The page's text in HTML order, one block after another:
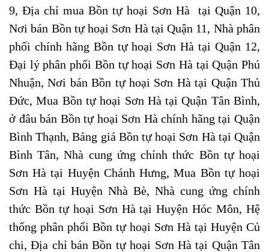
9, Địa chỉ mua Bồn tự hoại Sơn Hà tại Quận 10,
Nơi bán Bồn tự hoại Sơn Hà tại Quận 11, Nhà phân
phối chính hãng Bồn tự hoại Sơn Hà tại Quận 12,
Đại lý phân phối Bồn tự hoại Sơn Hà tại Quận Phú
Nhuận, Nơi bán Bồn tự hoại Sơn Hà tại Quận Thủ
Đức, Mua Bồn tự hoại Sơn Hà tại Quận Tân Bình,
ở đâu bán Bồn tự hoại Sơn Hà chính hãng tại Quận
Bình Thạnh, Bảng giá Bồn tự hoại Sơn Hà tại Quận
Bình Tân, Nhà cung ứng chính thức Bồn tự hoại
Sơn Hà tại Huyện Chánh Hưng, Mua Bồn tự hoại
Sơn Hà tại Huyện Nhà Bè, Nhà cung ứng chính
thức Bồn tự hoại Sơn Hà tại Huyện Hóc Môn, Hệ
thống phân phối Bồn tự hoại Sơn Hà tại Huyện Củ
chi, Địa chỉ bán Bồn tự hoại Sơn Hà tại Quận Tân